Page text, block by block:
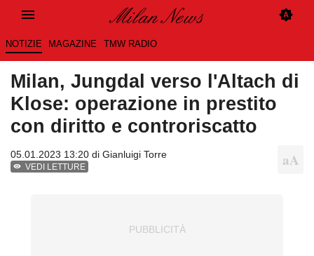
NOTIZIE MAGAZINE TMW RADIO
Milan, Jungdal verso l'Altach di
Klose: operazione in prestito
con diritto e controriscatto
05.01.2023 13:20 di Gianluigi Torre
VEDI LETTURE